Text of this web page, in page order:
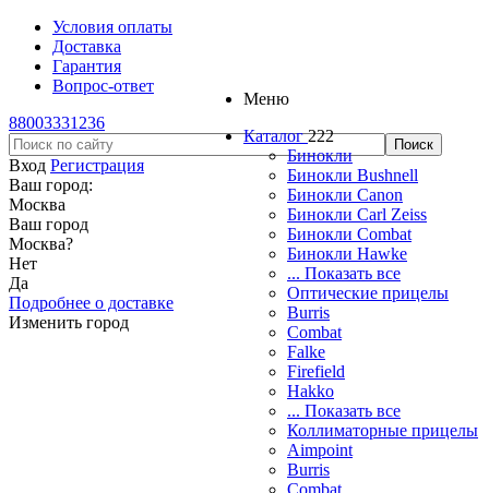
Условия оплаты
Доставка
Гарантия
Вопрос-ответ
88003331236
Вход Регистрация
Ваш город:
Москва
Ваш город
Москва?
Нет
Да
Подробнее о доставке
Изменить город
Меню
Каталог 222
Бинокли
Бинокли Bushnell
Бинокли Canon
Бинокли Carl Zeiss
Бинокли Combat
Бинокли Hawke
... Показать все
Оптические прицелы
Burris
Combat
Falke
Firefield
Hakko
... Показать все
Коллиматорные прицелы
Aimpoint
Burris
Combat